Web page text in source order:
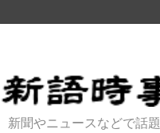
新聞やニュースなどで話